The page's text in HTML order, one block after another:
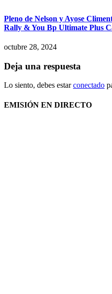
Pleno de Nelson y Ayose
Rally & You Bp Ultimate Plus
octubre 28, 2024
Deja una respuesta
Lo siento, debes estarconectado
EMISIÓN EN DIRECTO